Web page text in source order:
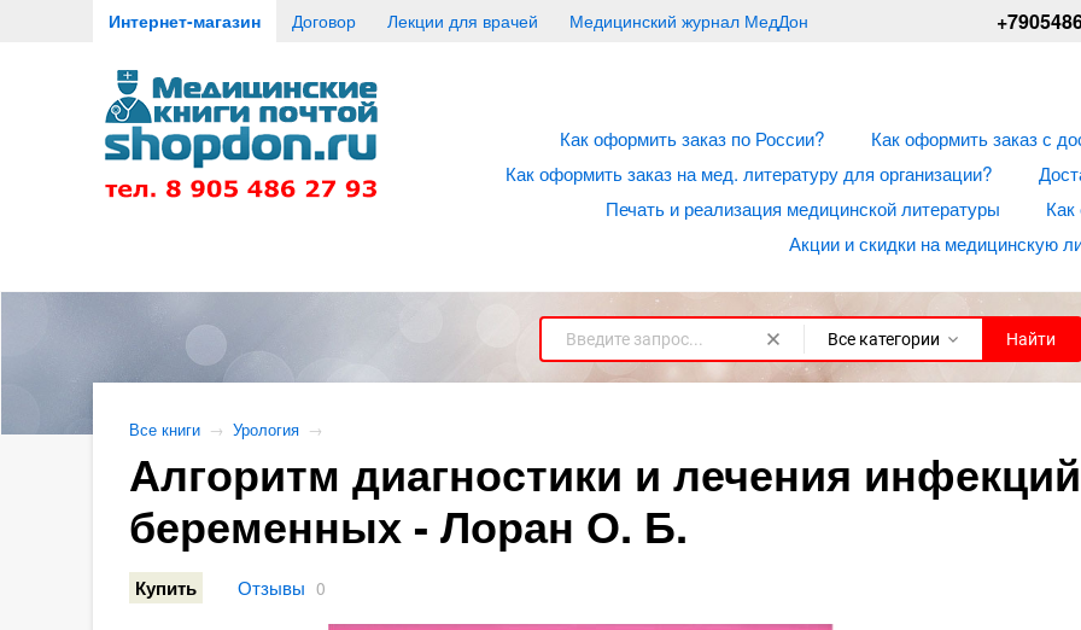
Интернет-магазин Договор Лекции для врачей Медицинский журнал МедДон
Как оформить заказ по России?
Как оформить заказ с
Как оформить заказ на мед. литературу для организации?
Печать и реализация медицинской литературы
Как
Акции и скидки на медицинскую
Все категории Найти
Все книги → Урология →
Алгоритм диагностики и лечения
беременных - Лоран О. Б.
Купить Отзывы 0